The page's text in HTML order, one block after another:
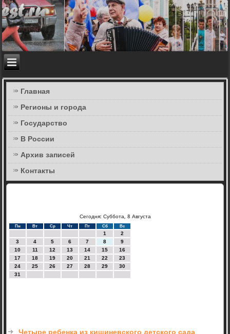
Главная
Регионы и города
Государство
В России
Архив записей
Контакты
Сегодня: Суббота, 8 Августа
Пн Вт Ср Чт Пт Сб Вс
1
2
3
4 5 6 7 8
9
10
11 12 13 14 15
16
17
18 19 20 21 22
23
24
25 26 27 28 29
30
31